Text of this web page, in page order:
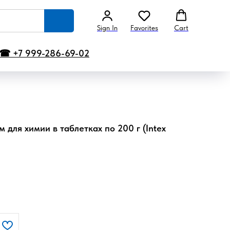
Sign In Favorites Cart
☎ +7 999-286-69-02
для химии в таблетках по 200 г (Intex